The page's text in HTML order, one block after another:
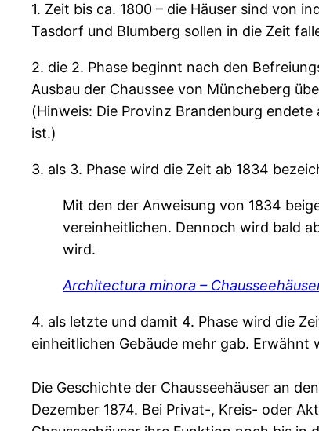
1. Zeit bis ca. 1800 – die Häuser sind von
Tasdorf und Blumberg sollen in die Zeit
2. die 2. Phase beginnt nach den
Ausbau der Chaussee von Müncheberg
(Hinweis: Die Provinz Brandenburg
ist.)
3. als 3. Phase wird die Zeit ab 1834
Mit den der Anweisung von 1834
vereinheitlichen. Dennoch wird bald
wird.
Architectura minora –
4. als letzte und damit 4. Phase wird die
einheitlichen Gebäude mehr gab. Erwähnt
Die Geschichte der Chausseehäuser an
Dezember 1874. Bei Privat-, Kreis- oder